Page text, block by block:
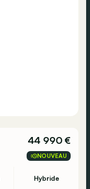
44 990 €
NOUVEAU
Hybride